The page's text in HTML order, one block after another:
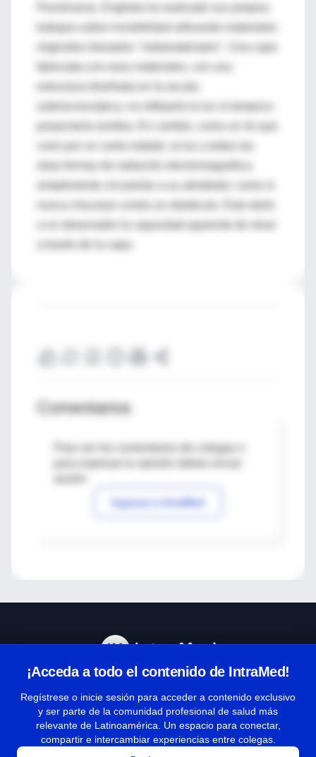
Pensilvania. Engheta ha realizado sus propios
trabajos sobre invisibilidad utilizando materiales
originales llamados "metamateriales". Una capa
submicroscópica, no reflejaría la luz ni tampoco
otras formas de radiación electromagnética
a un observador la capacidad aparente de mirar
a través de la capa.
Comentarios
Para ver los comentarios de colegas o
Ingresar a IntraMed
¡Acceda a todo el contenido de IntraMed!
Regístrese o inicie sesión para acceder a contenido exclusivo
y ser parte de la comunidad profesional de salud más
relevante de Latinoamérica. Un espacio para conectar,
compartir e intercambiar experiencias entre colegas.
Términos y condiciones
| Políticas de privacidad